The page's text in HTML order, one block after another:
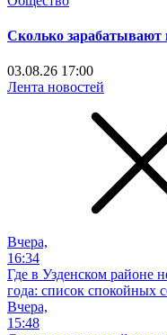
Сколько зарабатывают
03.08.26 17:00
Лента новостей
Вчера,
16:34
Где в Узденском районе
года: список спокойных
Вчера,
15:48